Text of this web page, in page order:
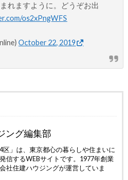
れますように。どうぞお出
os2xPngWFS
October 22, 2019
ング編集部
区」は、東京都心の暮らしや住まいに
信するWEBサイトです。1977年創業
社住建ハウジングが運営していま